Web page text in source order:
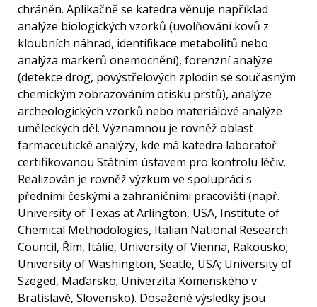
chráněn. Aplikačně se katedra věnuje například
analýze biologických vzorků (uvolňování kovů z
kloubních náhrad, identifikace metabolitů nebo
analýza markerů onemocnění), forenzní analýze
(detekce drog, povýstřelových zplodin se současným
chemickým zobrazováním otisku prstů), analýze
archeologických vzorků nebo materiálové analýze
uměleckých děl. Významnou je rovněž oblast
farmaceutické analýzy, kde má katedra laboratoř
certifikovanou Státním ústavem pro kontrolu léčiv.
Realizován je rovněž výzkum ve spolupráci s
předními českými a zahraničními pracovišti (např.
University of Texas at Arlington, USA, Institute of
Chemical Methodologies, Italian National Research
Council, Řím, Itálie, University of Vienna, Rakousko;
University of Washington, Seatle, USA; University of
Szeged, Maďarsko; Univerzita Komenského v
Bratislavě, Slovensko). Dosažené výsledky jsou